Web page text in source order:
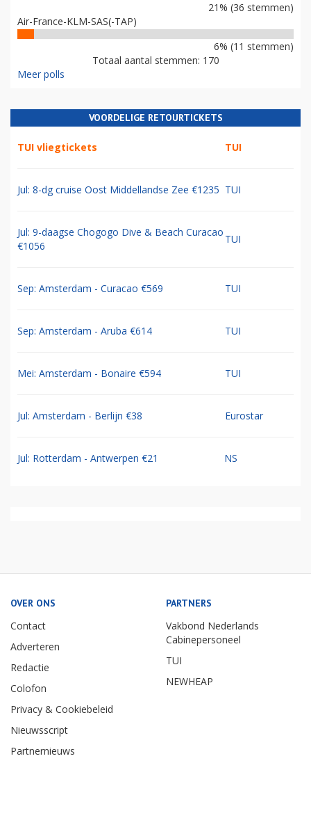
21% (36 stemmen)
Air-France-KLM-SAS(-TAP)
6% (11 stemmen)
Totaal aantal stemmen: 170
Meer polls
VOORDELIGE RETOURTICKETS
TUI vliegtickets TUI
Jul: 8-dg cruise Oost Middellandse Zee €1235 TUI
Jul: 9-daagse Chogogo Dive & Beach Curacao
€1056
TUI
Sep: Amsterdam - Curacao €569 TUI
Sep: Amsterdam - Aruba €614 TUI
Mei: Amsterdam - Bonaire €594 TUI
Jul: Amsterdam - Berlijn €38 Eurostar
Jul: Rotterdam - Antwerpen €21 NS
OVER ONS
Contact
Adverteren
Redactie
Colofon
Privacy & Cookiebeleid
Nieuwsscript
Partnernieuws
PARTNERS
Vakbond Nederlands
Cabinepersoneel
TUI
NEWHEAP